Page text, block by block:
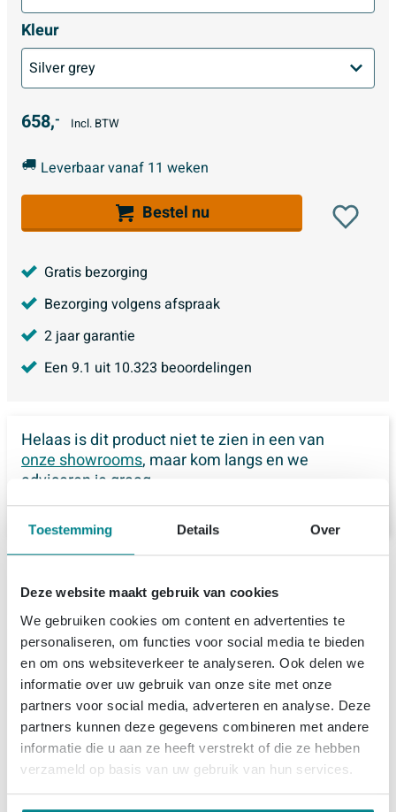
Toestemming Details Over
Deze website maakt gebruik van cookies
We gebruiken cookies om content en advertenties te
personaliseren, om functies voor social media te bieden
en om ons websiteverkeer te analyseren. Ook delen we
informatie over uw gebruik van onze site met onze
partners voor social media, adverteren en analyse. Deze
partners kunnen deze gegevens combineren met andere
informatie die u aan ze heeft verstrekt of die ze hebben
verzameld op basis van uw gebruik van hun services.
Kleur
658,- Incl. BTW
Leverbaar vanaf 11 weken
Bestel nu
Gratis bezorging
Bezorging volgens afspraak
2 jaar garantie
Een 9.1 uit 10.323 beoordelingen
Helaas is dit product niet te zien in een van
onze showrooms, maar kom langs en we
adviseren je graag.
Productinformatie
Forzalaqua Reno 2.0 spiegel 160x50cm
Rechthoek zonder verlichting met frame
Massief Eiken Silver Grey
Met deze royale wandspiegel met massief eiken frame
voeg je in één keer extra licht, ruimte en sfeer toe aan je
badkamer. Door de flinke breedte is dit model bijzonder
geschikt boven een dubbel of lang wastafelmeubel, in
Specificaties
Artikelnummer
SW492611
Leveranciernummer
8071735
EAN
7445930620684
Merk
Forzalaqua
Bestel- en bezorginformatie
Bezorgen
In de winkelwagen zie je de verwachte leverdatum van
de totale bestelling. Kies zelf een bezorgdag.